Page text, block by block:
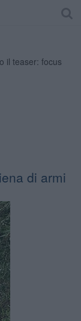
di armi